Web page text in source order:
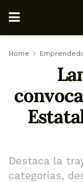
Home
Destaca la
categorías,